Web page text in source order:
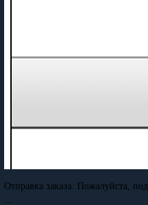
Отправка заказа. Пожалуйста,